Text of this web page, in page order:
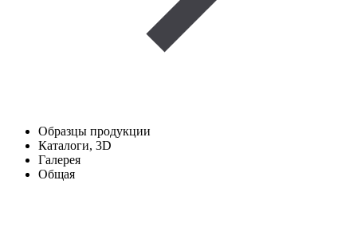
Образцы продукции
Каталоги, 3D
Галерея
Общая